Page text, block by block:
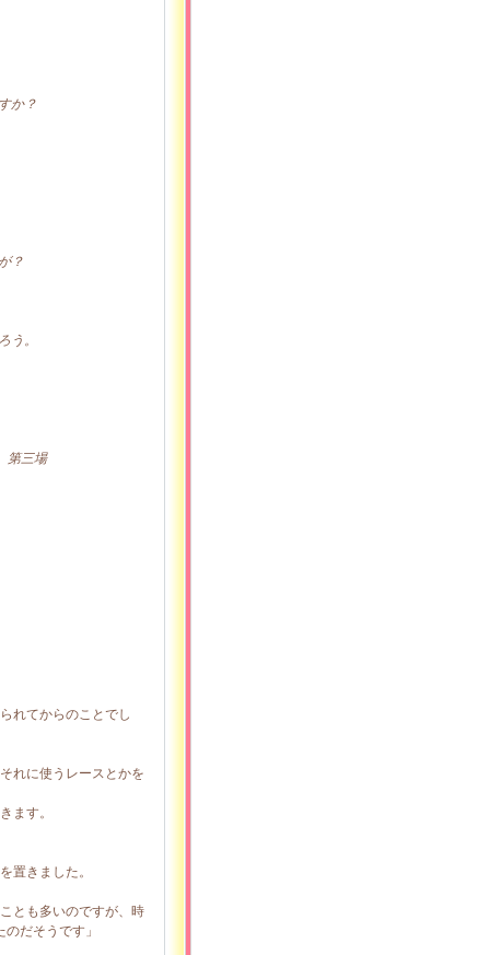
か？
？
。
場
れてからのことでし
れに使うレースとかを
ます。
置きました。
とも多いのですが、時
だそうです」